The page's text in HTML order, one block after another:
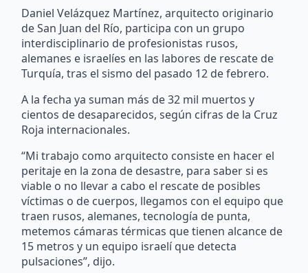
Daniel Velázquez Martínez, arquitecto originario
de San Juan del Río, participa con un grupo
interdisciplinario de profesionistas rusos,
alemanes e israelíes en las labores de rescate de
Turquía, tras el sismo del pasado 12 de febrero.
A la fecha ya suman más de 32 mil muertos y
cientos de desaparecidos, según cifras de la Cruz
Roja internacionales.
“Mi trabajo como arquitecto consiste en hacer el
peritaje en la zona de desastre, para saber si es
viable o no llevar a cabo el rescate de posibles
víctimas o de cuerpos, llegamos con el equipo que
traen rusos, alemanes, tecnología de punta,
metemos cámaras térmicas que tienen alcance de
15 metros y un equipo israelí que detecta
pulsaciones”, dijo.